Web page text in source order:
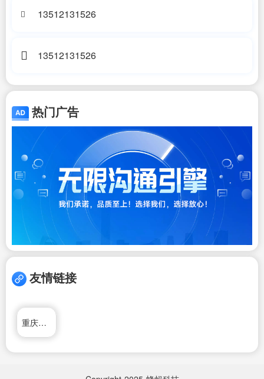
13512131526
13512131526
热门广告
友情链接
重庆市政府网